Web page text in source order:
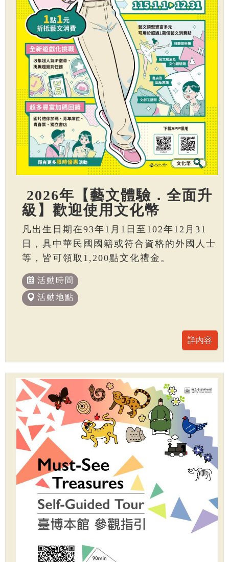
2026年【藝文體驗．全面升
級】歡迎使用文化幣
凡出生日期在93年1月1日至102年12月31
日，具中華民國國籍或符合資格的外國人士
等，皆可領取1,200點文化禮金。
活動時間
活動地點